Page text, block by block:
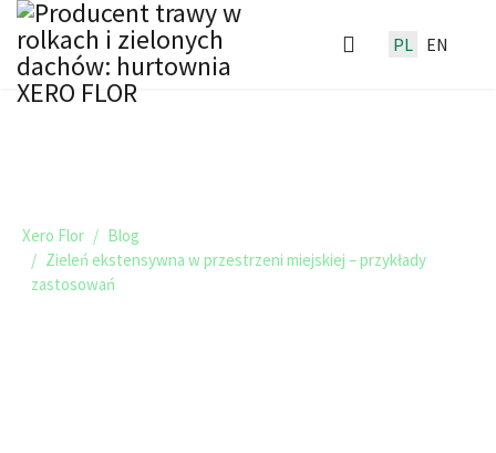
PL EN
Xero Flor
Blog
Zieleń ekstensywna w przestrzeni miejskiej – przykłady
zastosowań